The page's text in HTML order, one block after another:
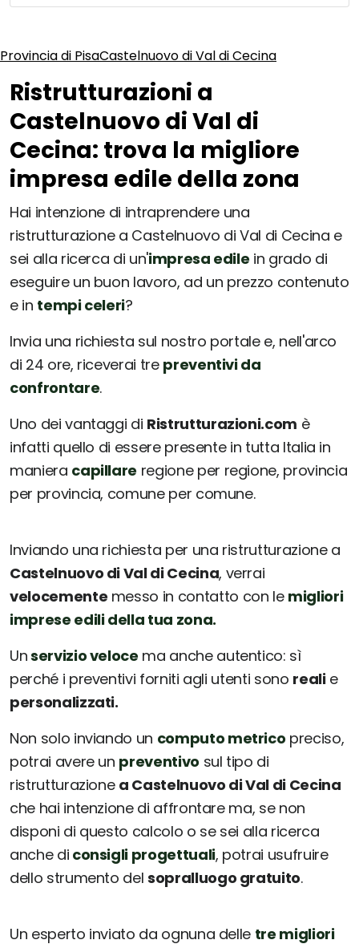
Provincia di PisaCastelnuovo di Val di Cecina
Ristrutturazioni a
Castelnuovo di Val di
Cecina: trova la migliore
impresa edile della zona
Hai intenzione di intraprendere una
ristrutturazione a Castelnuovo di Val di Cecina e
sei alla ricerca di un'impresa edile in grado di
eseguire un buon lavoro, ad un prezzo contenuto
e in tempi celeri?
Invia una richiesta sul nostro portale e, nell'arco
di 24 ore, riceverai tre preventivi da
confrontare.
Uno dei vantaggi di Ristrutturazioni.com è
infatti quello di essere presente in tutta Italia in
maniera capillare regione per regione, provincia
per provincia, comune per comune.
Inviando una richiesta per una ristrutturazione a
Castelnuovo di Val di Cecina, verrai
velocemente messo in contatto con le migliori
imprese edili della tua zona.
Unservizio veloce ma anche autentico: sì
perché i preventivi forniti agli utenti sono realie
personalizzati.
Non solo inviando un computo metrico preciso,
potrai avere un preventivo sul tipo di
ristrutturazione a Castelnuovo di Val di Cecina
che hai intenzione di affrontare ma, se non
disponi di questo calcolo o se sei alla ricerca
anche di consigli progettuali, potrai usufruire
dello strumento del sopralluogo gratuito.
Un esperto inviato da ognuna delle tre migliori